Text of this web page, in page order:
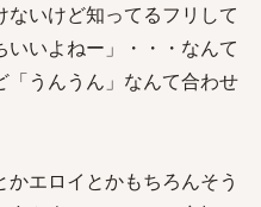
ないけど知ってるフリして
いいよねー」・・・なんて
うんうん」なんて合わせ
エロイとかもちろんそう